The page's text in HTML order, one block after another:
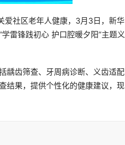
爱社区老年人健康，3月3日，新华
雷锋践初心 护口腔暖夕阳”主题义
龋齿筛查、牙周病诊断、义齿适配
结果，提供个性化的健康建议，现